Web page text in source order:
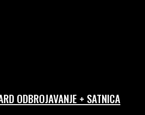
ODBROJAVANJE + SATNICA